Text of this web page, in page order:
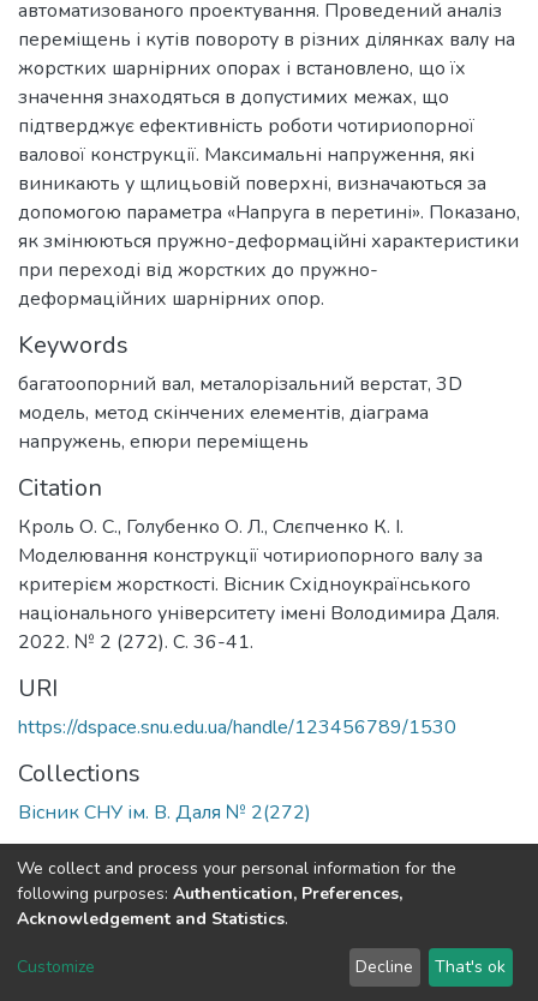
автоматизованого проектування. Проведений аналіз
переміщень і кутів повороту в різних ділянках валу на
жорстких шарнірних опорах і встановлено, що їх
значення знаходяться в допустимих межах, що
підтверджує ефективність роботи чотириопорної
валової конструкції. Максимальні напруження, які
виникають у щлицьовій поверхні, визначаються за
допомогою параметра «Напруга в перетині». Показано,
як змінюються пружно-деформаційні характеристики
при переході від жорстких до пружно-
деформаційних шарнірних опор.
Keywords
багатоопорний вал, металорізальний верстат, 3D
модель, метод скінчених елементів, діаграма
напружень, епюри переміщень
Citation
Кроль О. С., Голубенко О. Л., Слєпченко К. І.
Моделювання конструкції чотириопорного валу за
критерієм жорсткості. Вісник Східноукраїнського
національного університету імені Володимира Даля.
2022. № 2 (272). С. 36-41.
URI
https://dspace.snu.edu.ua/handle/123456789/1530
Collections
Вісник СНУ ім. В. Даля № 2(272)
Full item page
Dspace & Volodymyr Dahl East Ukrainian National University
LYRASIS
Send Feedback
We collect and process your personal information for the
following purposes: Authentication, Preferences,
Acknowledgement and Statistics.
Customize Decline That's ok